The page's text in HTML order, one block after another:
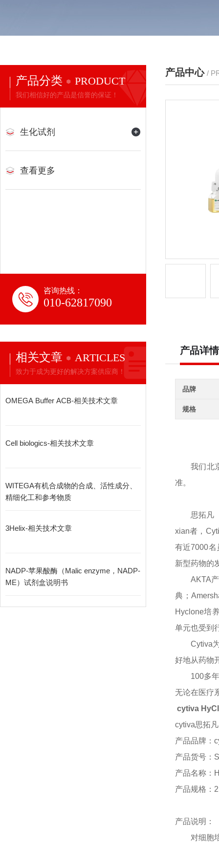
产品分类 PRODUCT
我们相信好的产品是信誉的保证！
生化试剂
查看更多
咨询热线：
010-62817090
相关文章 ARTICLES
致力于成为更好的解决方案供应商！
OMEGA Buffer ACB-相关技术文章
Cell biologics-相关技术文章
WITEGA有机合成物的合成、活性成分、
精细化工和参考物质
3Helix-相关技术文章
NADP-苹果酸酶（Malic enzyme，NADP-
ME）试剂盒说明书
产品中心 /
产品详情
品牌
规格
我们北
准。
思拓凡
xian者，
有近7000名
新型药物的
AKTA
典；
Hyclone培
单元也受到
Cytiva
好地从药物
100多
无论在医疗
cytiva
cytiva思拓
产品品牌：
产品货号：
产品名称：
产品规格：
产品说明：
对细胞